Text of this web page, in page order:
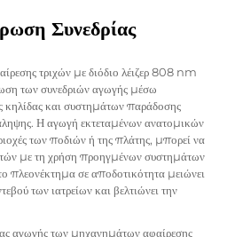
Συνεδρίας
τριχών με διόδιο λέιζερ 808 nm
των συνεδριών αγωγής μέσω
κηλίδας και συστημάτων παράδοσης
Η αγωγή εκτεταμένων ανατομικών
των ποδιών ή της πλάτης, μπορεί να
με τη χρήση προηγμένων συστημάτων
πλεονέκτημα σε αποδοτικότητα μειώνει
των ιατρείων και βελτιώνει την
αγωγής των μηχανημάτων αφαίρεσης